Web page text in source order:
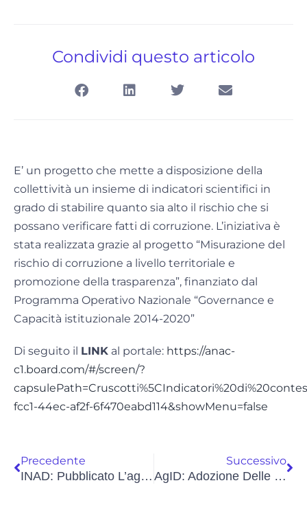
Condividi questo articolo
E’ un progetto che mette a disposizione della
collettività un insieme di indicatori scientifici in
grado di stabilire quanto sia alto il rischio che si
possano verificare fatti di corruzione. L’iniziativa è
stata realizzata grazie al progetto “Misurazione del
rischio di corruzione a livello territoriale e
promozione della trasparenza”, finanziato dal
Programma Operativo Nazionale “Governance e
Capacità istituzionale 2014-2020”
Di seguito il LINK al portale: https://anac-
c1.board.com/#/screen/?
fcc1-44ec-af2f-6f470eabd114&showMenu=false
Precedente
INAD: Pubblicato L’aggiornamento Delle Linee Guida
Successivo
AgID: Adozione Delle Linee Guida Per I Gestori Di Attributi Qualificati